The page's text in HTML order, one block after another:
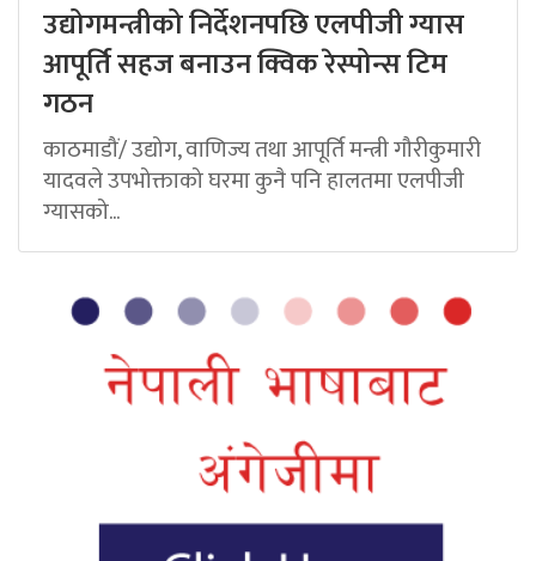
उद्योगमन्त्रीको निर्देशनपछि एलपीजी ग्यास
आपूर्ति सहज बनाउन क्विक रेस्पोन्स टिम
गठन
काठमाडौं/ उद्योग, वाणिज्य तथा आपूर्ति मन्त्री गौरीकुमारी
यादवले उपभोक्ताको घरमा कुनै पनि हालतमा एलपीजी
ग्यासको...